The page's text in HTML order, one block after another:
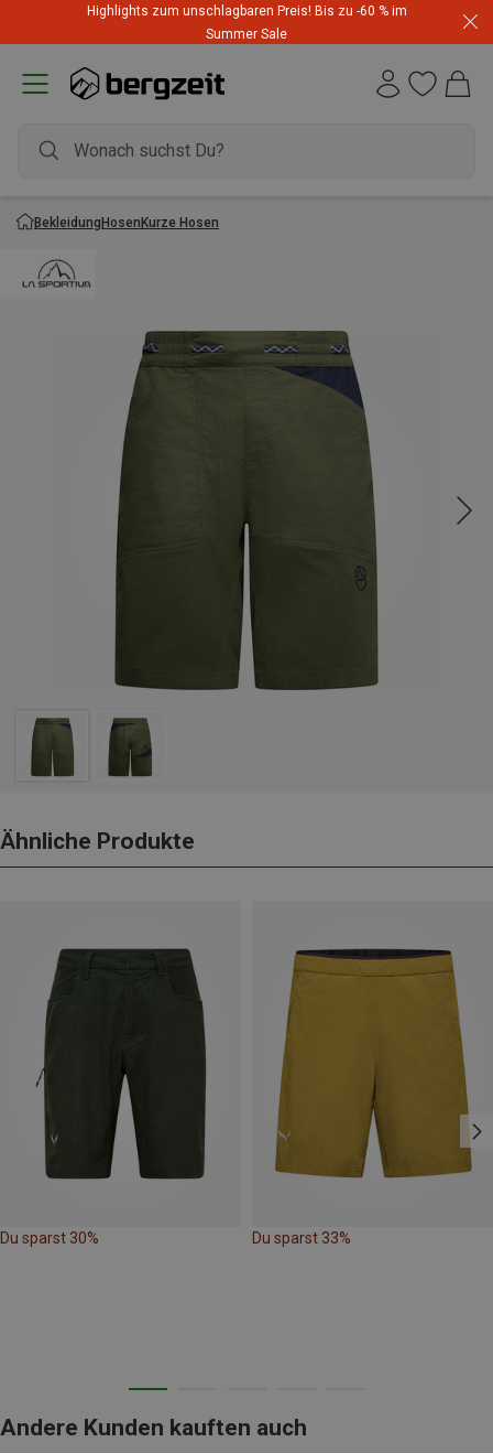
Highlights zum unschlagbaren Preis! Bis zu -60 % im
Summer Sale
BekleidungHosenKurze Hosen
Ähnliche Produkte
Du sparst 30% Du sparst 33%
Andere Kunden kauften auch